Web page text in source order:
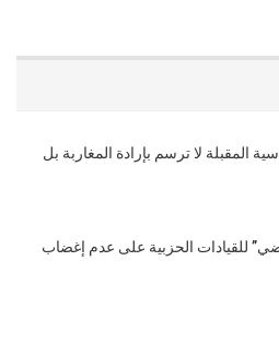
المقبلة لا ترسم بإرادة المغاربة بل
للقيادات الحزبية على عدم إغضاب